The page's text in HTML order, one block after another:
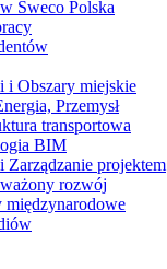
Sweco Polska
i Obszary miejskie
Przemysł
transportowa
BIM
Zarządzanie projektem
rozwój
międzynarodowe